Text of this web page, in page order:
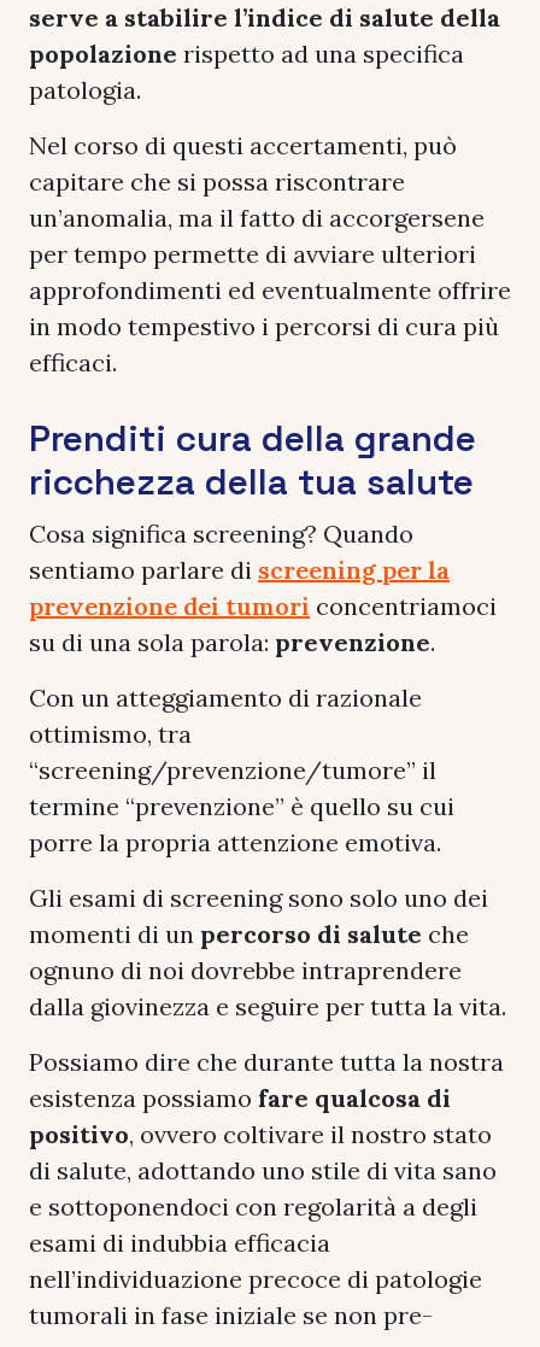
serve a stabilire l’indice di salute della
popolazione rispetto ad una specifica
patologia.
Nel corso di questi accertamenti, può
capitare che si possa riscontrare
un’anomalia, ma il fatto di accorgersene
per tempo permette di avviare ulteriori
approfondimenti ed eventualmente offrire
in modo tempestivo i percorsi di cura più
efficaci.
Prenditi cura della grande
ricchezza della tua salute
Cosa significa screening? Quando
sentiamo parlare di screening per la
prevenzione dei tumori concentriamoci
su di una sola parola: prevenzione.
Con un atteggiamento di razionale
ottimismo, tra
“screening/prevenzione/tumore” il
termine “prevenzione” è quello su cui
porre la propria attenzione emotiva.
Gli esami di screening sono solo uno dei
momenti di un percorso di salute che
ognuno di noi dovrebbe intraprendere
dalla giovinezza e seguire per tutta la vita.
Possiamo dire che durante tutta la nostra
esistenza possiamo fare qualcosa di
positivo, ovvero coltivare il nostro stato
di salute, adottando uno stile di vita sano
e sottoponendoci con regolarità a degli
esami di indubbia efficacia
nell’individuazione precoce di patologie
tumorali in fase iniziale se non pre-